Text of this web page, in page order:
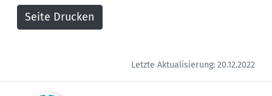
Letzte Aktualisierung: 20.12.2022